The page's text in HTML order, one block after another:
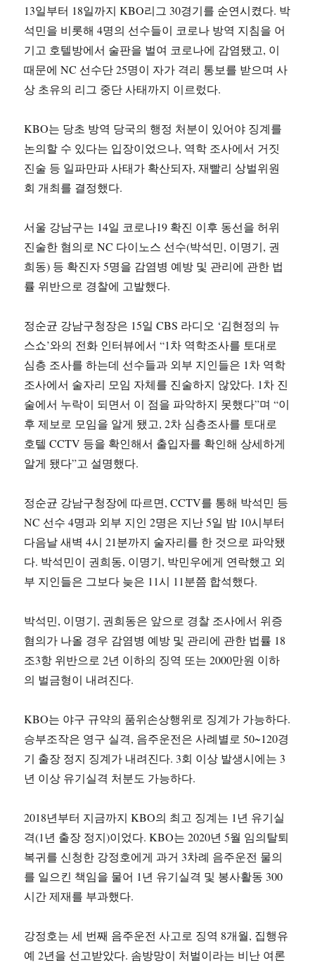
13일부터 18일까지 KBO리그 30경기를 순연시켰다. 박
석민을 비롯해 4명의 선수들이 코로나 방역 지침을 어
기고 호텔방에서 술판을 벌여 코로나에 감염됐고, 이
때문에 NC 선수단 25명이 자가 격리 통보를 받으며 사
상 초유의 리그 중단 사태까지 이르렀다.
KBO는 당초 방역 당국의 행정 처분이 있어야 징계를
논의할 수 있다는 입장이었으나, 역학 조사에서 거짓
진술 등 일파만파 사태가 확산되자, 재빨리 상벌위원
회 개최를 결정했다.
서울 강남구는 14일 코로나19 확진 이후 동선을 허위
진술한 혐의로 NC 다이노스 선수(박석민, 이명기, 권
희동) 등 확진자 5명을 감염병 예방 및 관리에 관한 법
률 위반으로 경찰에 고발했다.
정순균 강남구청장은 15일 CBS 라디오 ‘김현정의 뉴
스쇼’와의 전화 인터뷰에서 “1차 역학조사를 토대로
심층 조사를 하는데 선수들과 외부 지인들은 1차 역학
조사에서 술자리 모임 자체를 진술하지 않았다. 1차 진
술에서 누락이 되면서 이 점을 파악하지 못했다”며 “이
후 제보로 모임을 알게 됐고, 2차 심층조사를 토대로
호텔 CCTV 등을 확인해서 출입자를 확인해 상세하게
알게 됐다”고 설명했다.
정순균 강남구청장에 따르면, CCTV를 통해 박석민 등
NC 선수 4명과 외부 지인 2명은 지난 5일 밤 10시부터
다음날 새벽 4시 21분까지 술자리를 한 것으로 파악됐
다. 박석민이 권희동, 이명기, 박민우에게 연락했고 외
부 지인들은 그보다 늦은 11시 11분쯤 합석했다.
박석민, 이명기, 권희동은 앞으로 경찰 조사에서 위증
혐의가 나올 경우 감염병 예방 및 관리에 관한 법률 18
조3항 위반으로 2년 이하의 징역 또는 2000만원 이하
의 벌금형이 내려진다.
KBO는 야구 규약의 품위손상행위로 징계가 가능하다.
승부조작은 영구 실격, 음주운전은 사례별로 50~120경
기 출장 정지 징계가 내려진다. 3회 이상 발생시에는 3
년 이상 유기실격 처분도 가능하다.
2018년부터 지금까지 KBO의 최고 징계는 1년 유기실
격(1년 출장 정지)이었다. KBO는 2020년 5월 임의탈퇴
복귀를 신청한 강정호에게 과거 3차례 음주운전 물의
를 일으킨 책임을 물어 1년 유기실격 및 봉사활동 300
시간 제재를 부과했다.
강정호는 세 번째 음주운전 사고로 징역 8개월, 집행유
예 2년을 선고받았다. 솜방망이 처벌이라는 비난 여론